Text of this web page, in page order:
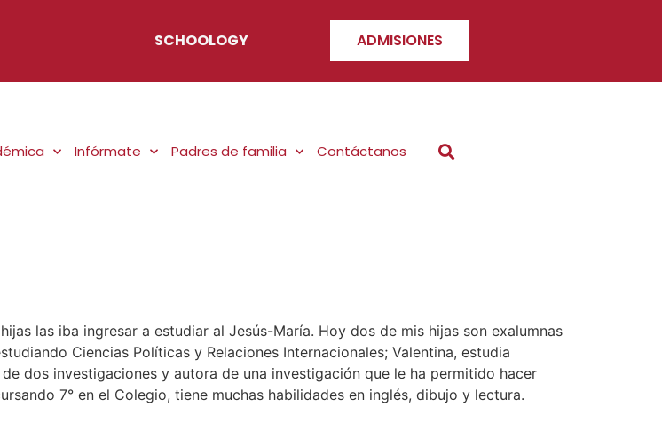
SCHOOLOGY ADMISIONES
Infórmate Padres de familia Contáctanos
las iba ingresar a estudiar al Jesús-María. Hoy dos de mis hijas son exalumnas
Ciencias Políticas y Relaciones Internacionales; Valentina, estudia
dos investigaciones y autora de una investigación que le ha permitido hacer
7° en el Colegio, tiene muchas habilidades en inglés, dibujo y lectura.